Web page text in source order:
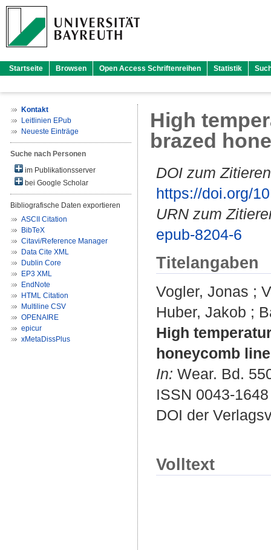
Startseite Browsen Open Access Schriftenreihen Statistik
Kontakt
Leitlinien EPub
Neueste Einträge
Suche nach Personen
im Publikationsserver
bei Google Scholar
Bibliografische Daten exportieren
ASCII Citation
BibTeX
Citavi/Reference Manager
Data Cite XML
Dublin Core
EP3 XML
EndNote
HTML Citation
Multiline CSV
OPENAIRE
epicur
xMetaDissPlus
High
brazed
DOI zum
https://doi.org/
URN zum
epub-8204-6
Titelangaben
Vogler, Jonas ;
Huber, Jakob ;
High
honeycomb
In: Wear. Bd.
ISSN 0043-1648
DOI der
Volltext